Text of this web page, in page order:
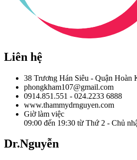
Liên hệ
38 Trương Hán Siêu - Quận Hoàn
phongkham107@gmail.com
0914.851.551 - 024.2233 6888
www.thammydrnguyen.com
Giờ làm việc
09:00 đến 19:30 từ Thứ 2 - Chủ
Dr.Nguyễn